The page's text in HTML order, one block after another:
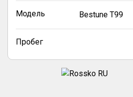
Модель Bestune T99
Пробег